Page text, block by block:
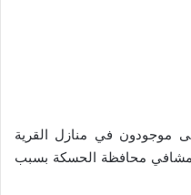
موجودون في منازل القرية
مشافي محافظة الحسكة بسبب